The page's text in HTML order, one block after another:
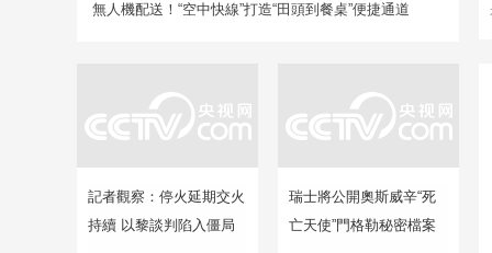
無人機配送！“空中快線”打造“田頭到餐桌”便捷通道
記者觀察：停火延期交火
持續 以黎談判陷入僵局
瑞士將公開奧斯威辛“死
亡天使”門格勒秘密檔案